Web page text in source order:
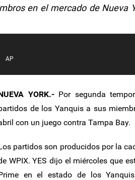
en el mercado de Nueva
AP
YORK.-Por segunda
de los Yanquis a sus
con un juego contra Tampa Bay.
partidos son producidos por la
WPIX. YES dijo el miércoles que
en el estado de los